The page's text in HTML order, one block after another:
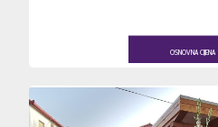
OSNOVNA CIJENA